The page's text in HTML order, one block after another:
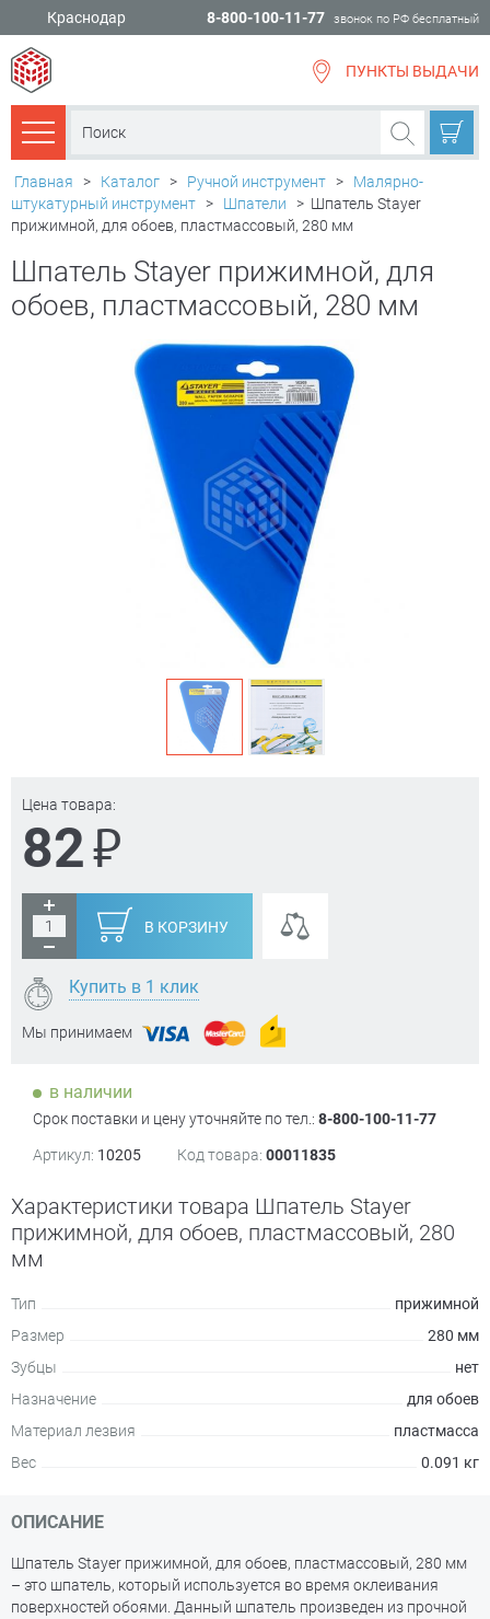
Краснодар 8-800-100-11-77 звонок по РФ бесплатный
ПУНКТЫ ВЫДАЧИ
Каталог товаров
Главная > Каталог > Ручной инструмент >
Малярно-
штукатурный инструмент > Шпатели > Шпатель Stayer
прижимной, для обоев, пластмассовый, 280 мм
Шпатель Stayer прижимной, для
обоев, пластмассовый, 280 мм
Цена товара:
82₽
В КОРЗИНУ
Купить в 1 клик
Мы принимаем
в наличии
Срок поставки и цену уточняйте по тел.: 8-800-100-11-77
Артикул: 10205 Код товара: 00011835
Характеристики товара Шпатель Stayer
прижимной, для обоев, пластмассовый, 280
мм
Тип
прижимной
Размер
280 мм
Зубцы
нет
Назначение
для обоев
Материал лезвия
пластмасса
Вес
0.091 кг
ОПИСАНИЕ
Шпатель Stayer прижимной, для обоев, пластмассовый, 280 мм
– это шпатель, который используется во время оклеивания
поверхностей обоями. Данный шпатель произведен из прочной